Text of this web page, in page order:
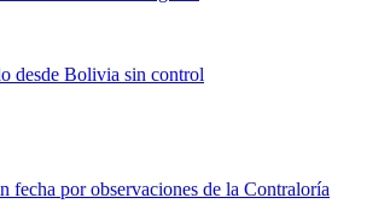
desde Bolivia sin control